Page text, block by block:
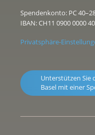
Spendenkonto: PC
IBAN: CH11 0900 0000
Privatsphäre-
Unterstützen Sie
Basel mit einer